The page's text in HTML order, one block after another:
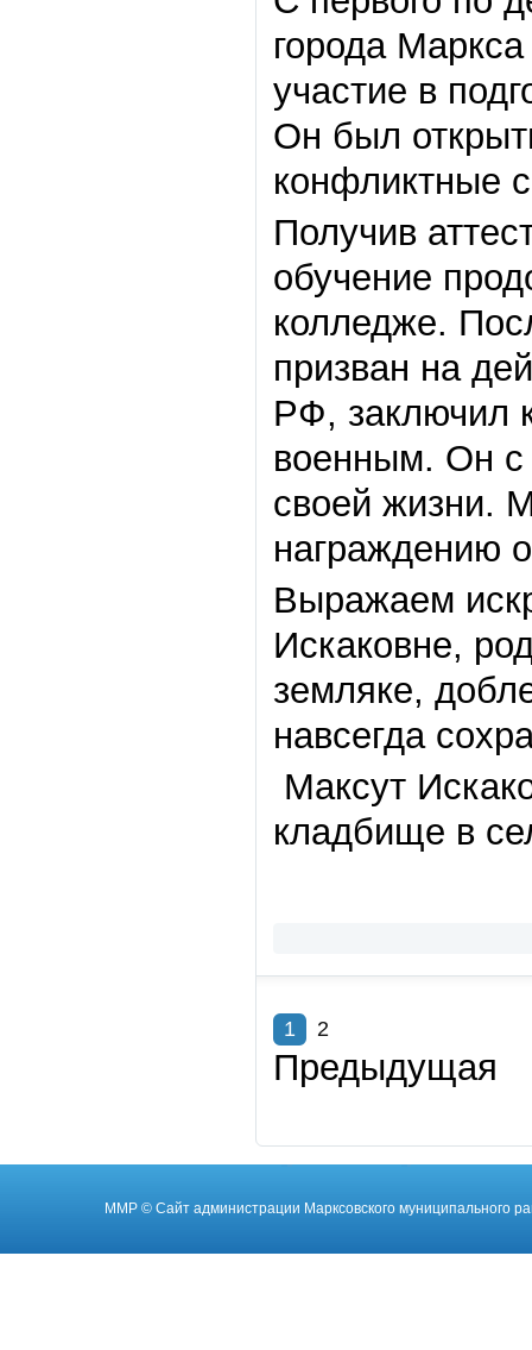
города
участие в
Он был
конфликтные
Получив
обучение
колледже.
призван на
РФ, заключил
военным. Он с
своей жизни.
награждению
Выражаем
Искаковне,
земляке,
навсегда
Максут
кладбище в
1 2
Предыдущая
ММР © Cайт администрации Марксовского муниципального